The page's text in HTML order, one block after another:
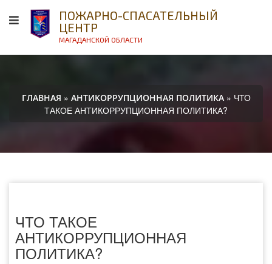
ПОЖАРНО-СПАСАТЕЛЬНЫЙ
ЦЕНТР
МАГАДАНСКОЙ ОБЛАСТИ
ГЛАВНАЯ » АНТИКОРРУПЦИОННАЯ ПОЛИТИКА» ЧТО
ТАКОЕ АНТИКОРРУПЦИОННАЯ ПОЛИТИКА?
ЧТО ТАКОЕ
АНТИКОРРУПЦИОННАЯ
ПОЛИТИКА?